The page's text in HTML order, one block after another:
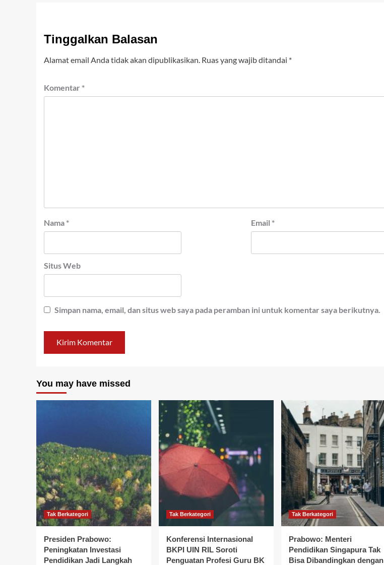
Tinggalkan Balasan
Alamat email Anda tidak akan dipublikasikan. Ruas yang wajib ditandai *
Komentar *
Nama * Email *
Situs Web
Simpan nama, email, dan situs web saya pada peramban ini untuk komentar saya berikutnya.
You may have missed
Tak Berkategori
Presiden Prabowo:
Peningkatan Investasi
Pendidikan Jadi Langkah
Tak Berkategori
Konferensi Internasional
BKPI UIN RIL Soroti
Penguatan Profesi Guru BK
Tak Berkategori
Prabowo: Menteri
Pendidikan Singapura Tak
Bisa Dibandingkan dengan